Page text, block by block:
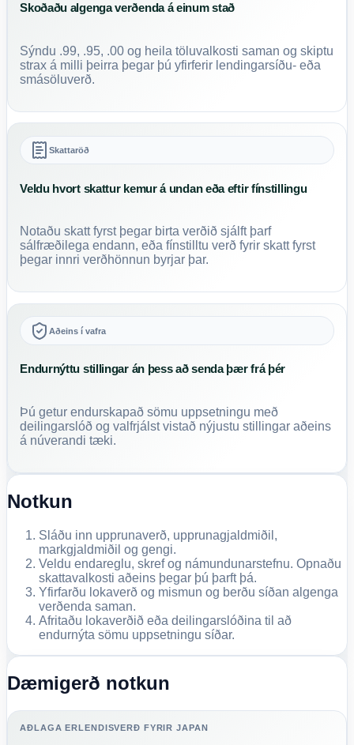
Skoðaðu algenga verðenda á einum stað
Sýndu .99, .95, .00 og heila töluvalkosti saman og skiptu
strax á milli þeirra þegar þú yfirferir lendingarsíðu- eða
smásöluverð.
Skattaröð
Veldu hvort skattur kemur á undan eða eftir fínstillingu
Notaðu skatt fyrst þegar birta verðið sjálft þarf
sálfræðilega endann, eða fínstilltu verð fyrir skatt fyrst
þegar innri verðhönnun byrjar þar.
Aðeins í vafra
Endurnýttu stillingar án þess að senda þær frá þér
Þú getur endurskapað sömu uppsetningu með
deilingarslóð og valfrjálst vistað nýjustu stillingar aðeins
á núverandi tæki.
Notkun
Sláðu inn upprunaverð, upprunagjaldmiðil,
markgjaldmiðil og gengi.
Veldu endareglu, skref og námundunarstefnu. Opnaðu
skattavalkosti aðeins þegar þú þarft þá.
Yfirfarðu lokaverð og mismun og berðu síðan algenga
verðenda saman.
Afritaðu lokaverðið eða deilingarslóðina til að
endurnýta sömu uppsetningu síðar.
Dæmigerð notkun
AÐLAGA ERLENDISVERÐ FYRIR JAPAN